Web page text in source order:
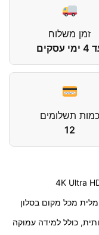
זמן משלוח
עסקים
כמות תשלומים
12
מכל מקום בסלון